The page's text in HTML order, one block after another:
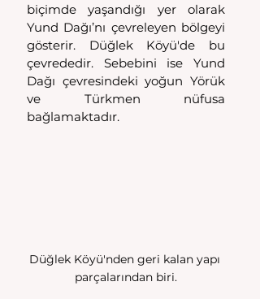
biçimde yaşandığı yer olarak
Yund Dağı’nı çevreleyen bölgeyi
gösterir. Düğlek Köyü'de bu
çevrededir. Sebebini ise Yund
Dağı çevresindeki yoğun Yörük
ve Türkmen nüfusa
bağlamaktadır.
Düğlek Köyü'nden geri kalan yapı
parçalarından biri.